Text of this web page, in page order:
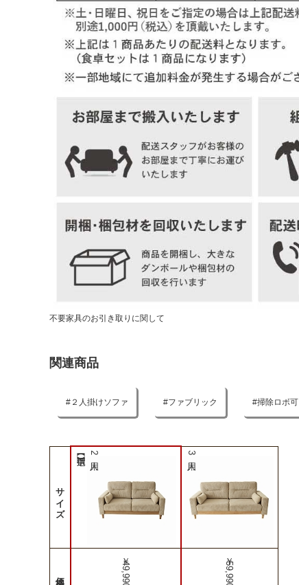
不要家具のお引き取りに関して
関連商品
２人掛けソファ ファブリック 掃除ロボ可
サイズ
2人用
￥49,990
3人用
￥59,990